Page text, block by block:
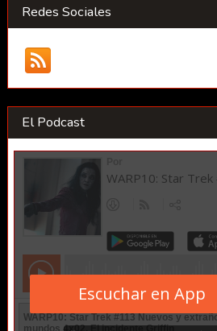
Redes Sociales
El Podcast